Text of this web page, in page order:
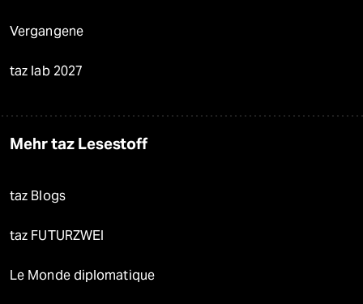
Vergangene
taz lab 2027
Mehr taz Lesestoff
taz Blogs
taz FUTURZWEI
Le Monde diplomatique